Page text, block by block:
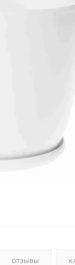
ОТЗЫВЫ